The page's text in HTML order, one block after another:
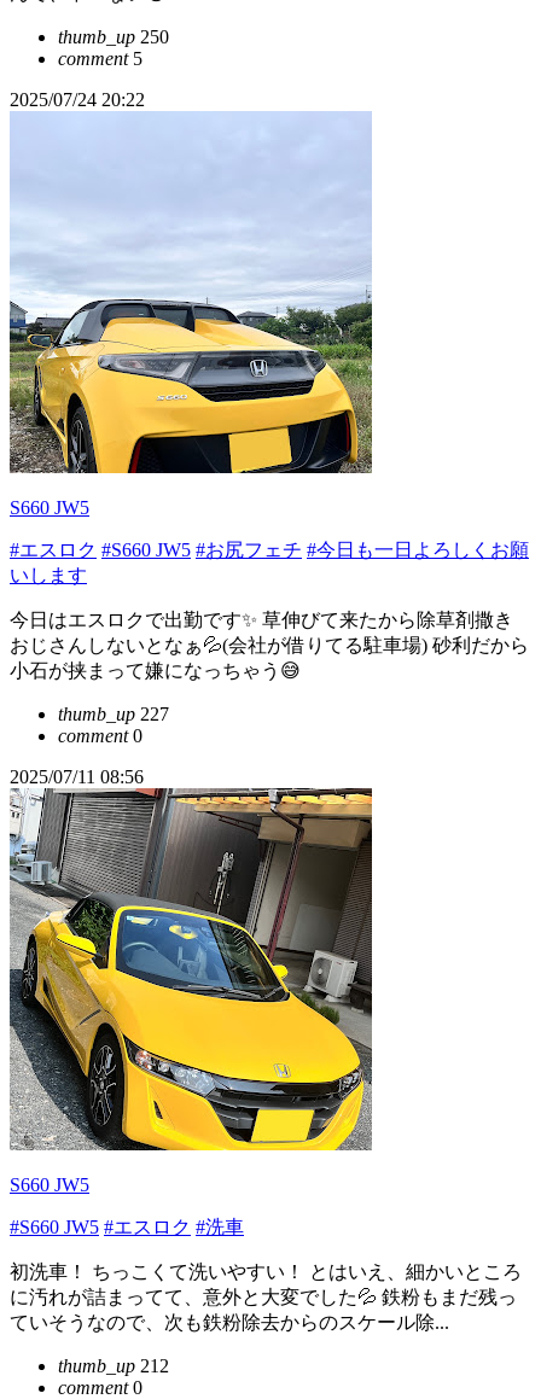
thumb_up 250
comment5
2025/07/24 20:22
S660 JW5
#エスロク #S660 JW5 #お尻フェチ #今日も一日よろしくお願
いします
今日はエスロクで出勤です✨ 草伸びて来たから除草剤撒き
おじさんしないとなぁ💦(会社が借りてる駐車場) 砂利だから
小石が挟まって嫌になっちゃう😅
thumb_up 227
comment0
2025/07/11 08:56
S660 JW5
#S660 JW5 #エスロク #洗車
初洗車！ ちっこくて洗いやすい！ とはいえ、細かいところ
に汚れが詰まってて、意外と大変でした💦 鉄粉もまだ残っ
ていそうなので、次も鉄粉除去からのスケール除...
thumb_up 212
comment0